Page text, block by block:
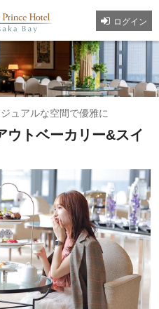
ログイン
ュアルな空間で優雅に
ウトベーカリー&スイ